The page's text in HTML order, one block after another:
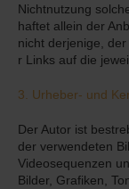
Nichtnutzung
haftet allein der
nicht derjenige, der
r Links auf die
3. Urheber- und
Der Autor ist
der verwendeten
Videosequenzen
Bilder, Grafiken,